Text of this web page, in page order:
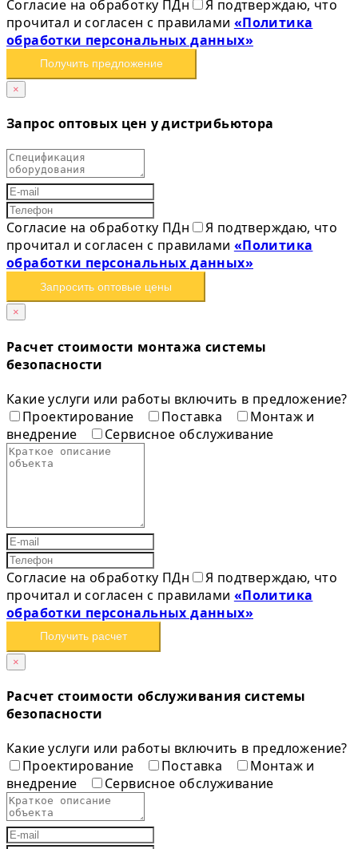
Согласие на обработку ПДн
Я подтверждаю, что
прочитал и согласен с правилами «Политика
обработки персональных данных»
Получить предложение
×
Запрос оптовых цен у дистрибьютора
Согласие на обработку ПДн
Я подтверждаю, что
прочитал и согласен с правилами «Политика
обработки персональных данных»
Запросить оптовые цены
×
Расчет стоимости монтажа системы
безопасности
Какие услуги или работы включить в предложение?
Проектирование
Поставка
Монтаж и
внедрение
Сервисное обслуживание
Согласие на обработку ПДн
Я подтверждаю, что
прочитал и согласен с правилами «Политика
обработки персональных данных»
Получить расчет
×
Расчет стоимости обслуживания системы
безопасности
Какие услуги или работы включить в предложение?
Проектирование
Поставка
Монтаж и
внедрение
Сервисное обслуживание